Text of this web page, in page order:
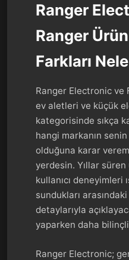
Ranger
Ranger
Farkları
Ranger Electronic ve
ev aletleri ve küçük
kategorisinde sıkça
hangi markanın
olduğuna karar
yerdesin. Yıllar
kullanıcı deneyimleri
sundukları
detaylarıyla
yaparken daha
Ranger Electronic;